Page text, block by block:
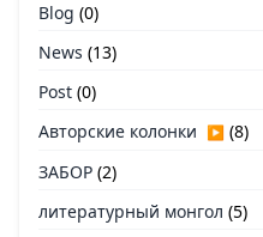
Blog (0)
News (13)
Post (0)
Авторские колонки ▶ (8)
ЗАБОР (2)
литературный монгол (5)